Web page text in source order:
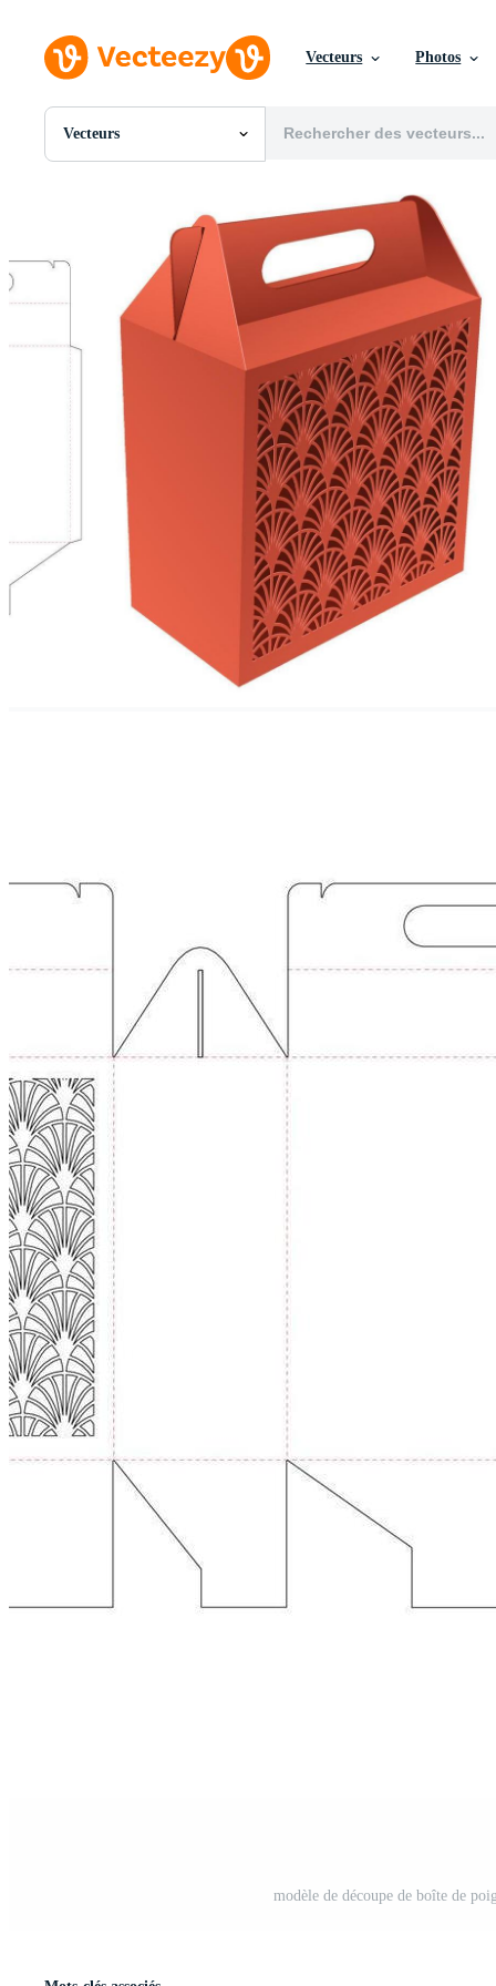
Vecteurs Photos
Vecteurs
Toutes Images
Vecteurs
Vidéos
Motion graphics
Images Éditoriales
Événements Éditoriaux
modèle de découpe de boîte de